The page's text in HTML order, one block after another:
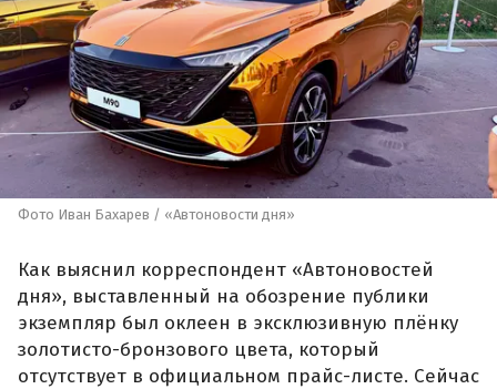
Фото Иван Бахарев / «Автоновости дня»
Как выяснил корреспондент «Автоновостей
дня», выставленный на обозрение публики
экземпляр был оклеен в эксклюзивную плёнку
золотисто-бронзового цвета, который
отсутствует в официальном прайс-листе. Сейчас